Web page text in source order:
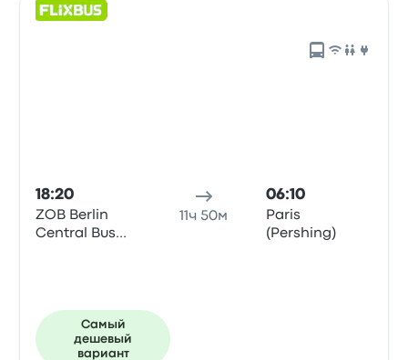
18:20
ZOB Berlin
Central Bus
11ч 50м
06:10
Paris
(Pershing)
Самый
дешевый
вариант